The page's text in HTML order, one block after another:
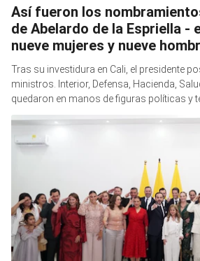
Así fueron los
de Abelardo de la Espriella -
nueve mujeres y nueve
Tras su investidura en Cali, el presidente
ministros. Interior, Defensa, Hacienda,
quedaron en manos de figuras políticas y